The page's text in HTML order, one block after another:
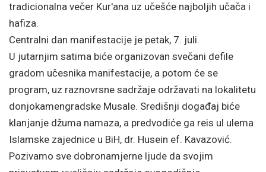
tradicionalna večer Kur'ana uz učešće najboljih učača i
hafiza.
Centralni dan manifestacije je petak, 7. juli.
U jutarnjim satima biće organizovan svečani defile
gradom učesnika manifestacije, a potom će se
program, uz raznovrsne sadržaje održavati na lokalitetu
donjokamengradske Musale. Središnji događaj biće
klanjanje džuma namaza, a predvodiće ga reis ul ulema
Islamske zajednice u BiH, dr. Husein ef. Kavazović.
Pozivamo sve dobronamjerne ljude da svojim